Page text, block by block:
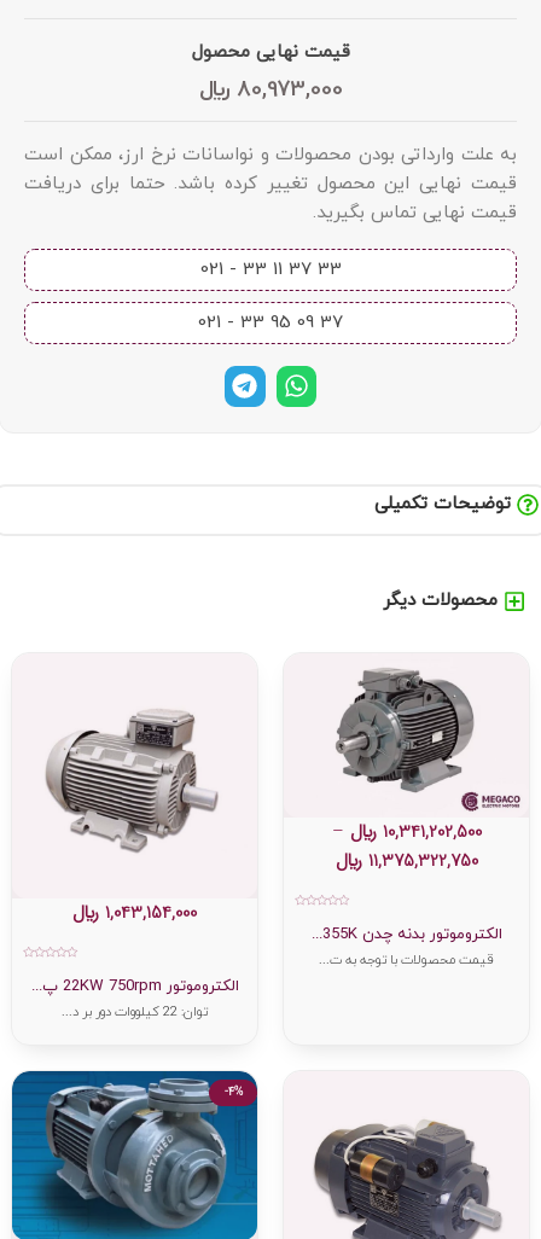
قیمت نهایی محصول
80,973,000 ﷼
به علت وارداتی بودن محصولات و نواسانات نرخ ارز، ممکن است
قیمت نهایی این محصول تغییر کرده باشد. حتما برای دریافت
قیمت نهایی تماس بگیرید.
33 37 11 33 - 021​
37 09 95 33 - 021​
توضیحات تکمیلی
محصولات دیگر
الکتروموتور بدنه چدن 355K...
10,341,202,500 ﷼ –
11,375,322,750 ﷼
قیمت محصولات با توجه به ت...
الکتروموتور 22KW 750rpm پ...
1,043,154,000 ﷼
توان: 22 کیلووات دور بر د...
-4%